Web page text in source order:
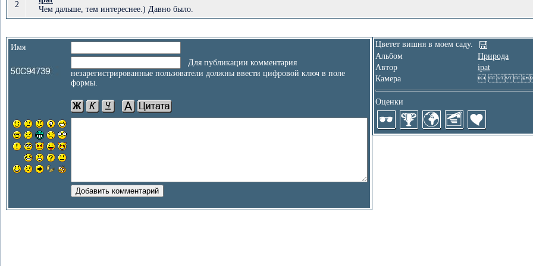
2
Чем дальше, тем интереснее.) Давно было.
Имя
Для публикации комментария
незарегистрированные пользователи должны ввести цифровой ключ в поле
формы.
Цветет вишня в моем саду.
Альбом
Природа
Автор
ipat
Камера

Оценки